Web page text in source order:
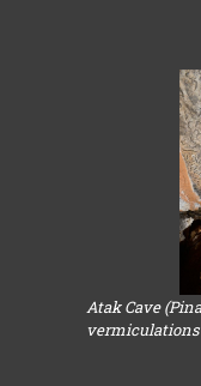
Atak Cave
vermiculations